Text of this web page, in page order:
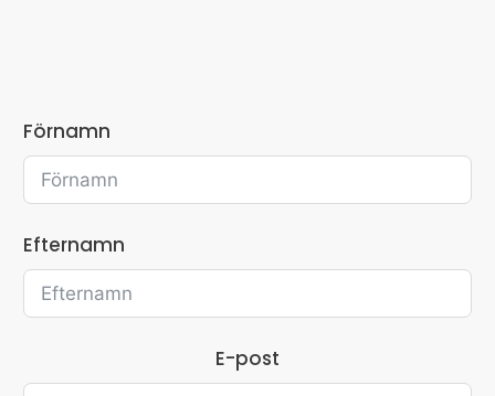
Förnamn
Efternamn
E-post